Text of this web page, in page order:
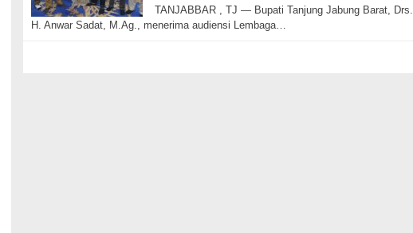
TANJABBAR , TJ — Bupati Tanjung Jabung Barat, Drs.
H. Anwar Sadat, M.Ag., menerima audiensi Lembaga…